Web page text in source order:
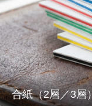
合紙（2層／3層）